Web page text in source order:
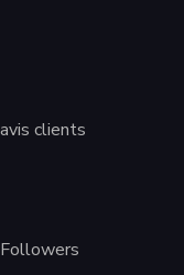
avis clients
Followers